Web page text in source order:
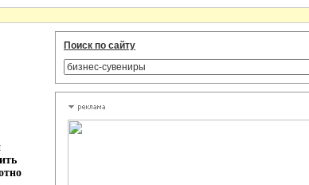
Поиск по сайту